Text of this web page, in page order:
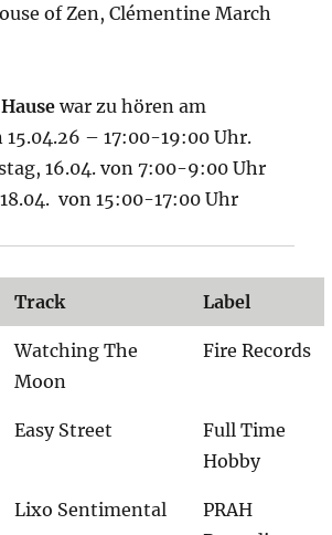
of Zen, Clémentine March
war zu hören am
– 17:00-19:00 Uhr.
16.04. von 7:00-9:00 Uhr
von 15:00-17:00 Uhr
Track Label
Watching The
Moon
Fire Records
Easy Street
Full Time
Hobby
Lixo Sentimental
PRAH